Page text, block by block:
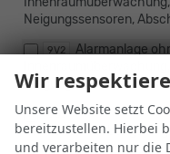
Neigungssensoren,
9V2
Alarmanlage
Neigungssensoren,
US2
Wir
Unsere Website setzt
bereitzustellen. Hierbei
und verarbeiten nur die